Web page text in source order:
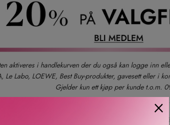
aktiveres i handlekurven der du også kan logge inn
Le Labo, LOEWE, Best Buy-produkter, gavesett eller i
Gjelder kun ett kjøp per kunde t.o.m.
Gratis
×